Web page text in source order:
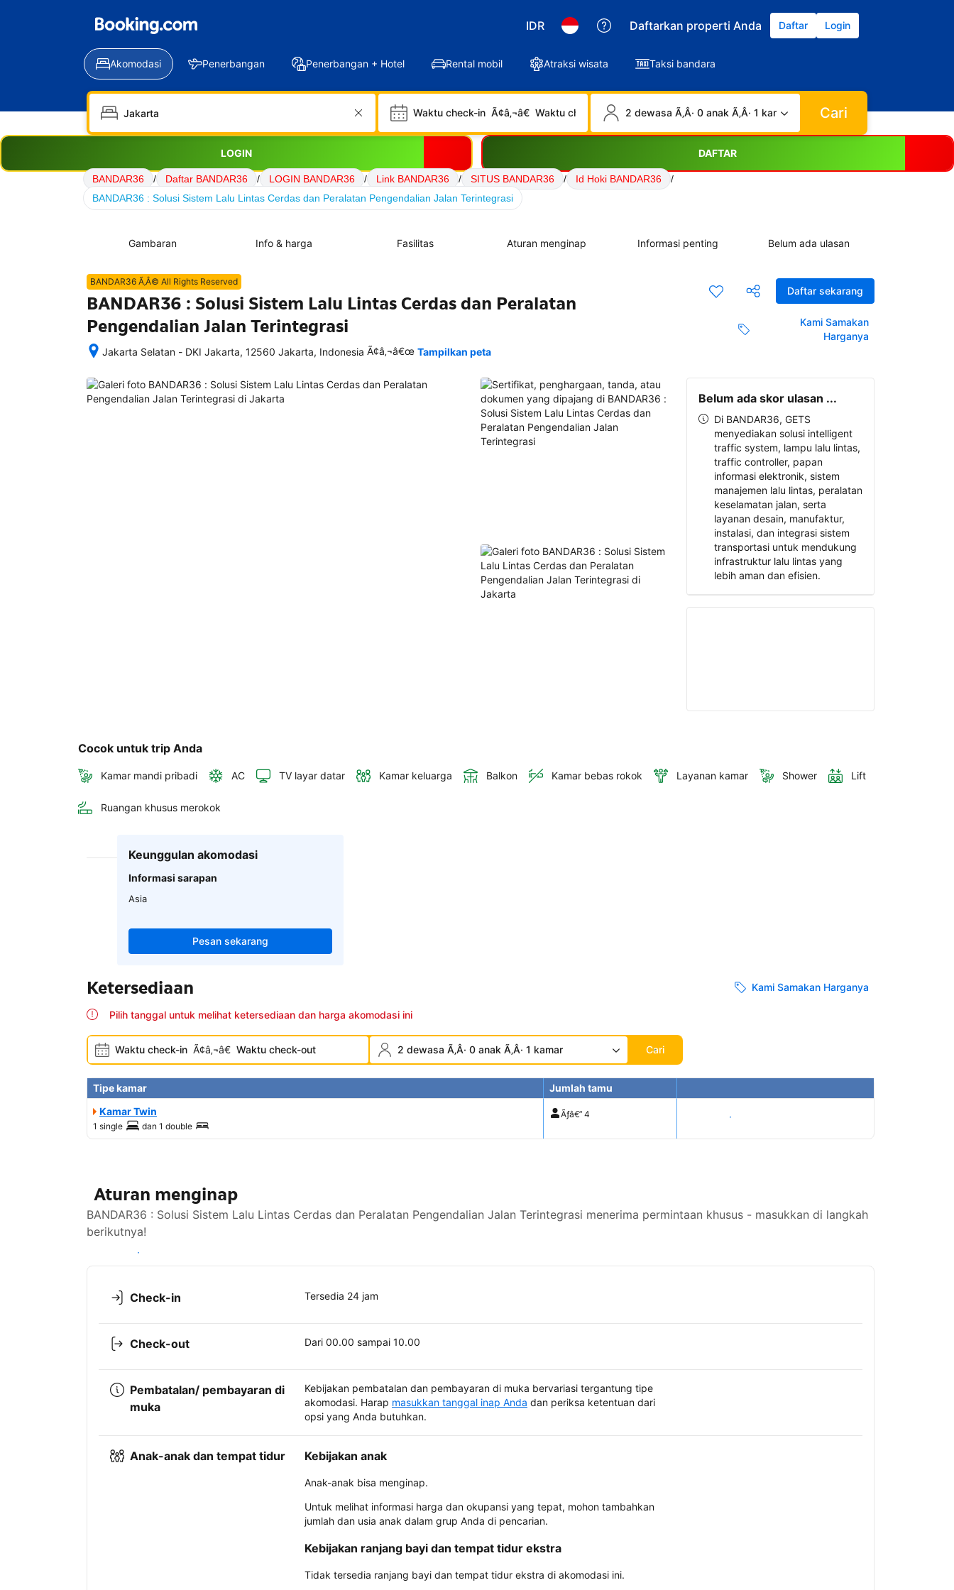
IDR Daftarkan properti Anda Daftar Login
Akomodasi Penerbangan Penerbangan + Hotel Rental mobil Atraksi wisata Taksi bandara
Waktu check-in Ã¢â‚¬â€ Waktu check-out 2 dewasa Ã‚Â· 0 anak Ã‚Â· 1 kamar Cari
LOGIN DAFTAR
BANDAR36 / Daftar BANDAR36 / LOGIN BANDAR36 / Link BANDAR36 / SITUS BANDAR36 / Id Hoki BANDAR36
/
BANDAR36 : Solusi Sistem Lalu Lintas Cerdas dan Peralatan Pengendalian Jalan Terintegrasi
Gambaran Info & harga Fasilitas Aturan menginap Informasi penting Belum ada ulasan
Daftar sekarang
Kami Samakan
Harganya
BANDAR36 Ã‚Â© All Rights Reserved
BANDAR36 : Solusi Sistem Lalu Lintas Cerdas dan Peralatan
Pengendalian Jalan Terintegrasi
Jakarta Selatan - DKI Jakarta, 12560 Jakarta, Indonesia
memesan,
semua
rincian
Ã¢â‚¬â€œ Tampilkan peta
Belum ada skor ulasan ...
Di BANDAR36, GETS
menyediakan solusi intelligent
traffic system, lampu lalu lintas,
traffic controller, papan
informasi elektronik, sistem
manajemen lalu lintas, peralatan
keselamatan jalan, serta
layanan desain, manufaktur,
instalasi, dan integrasi sistem
transportasi untuk mendukung
infrastruktur lalu lintas yang
lebih aman dan efisien.
Cocok untuk trip Anda
Kamar mandi pribadi AC TV layar datar Kamar keluarga Balkon Kamar bebas rokok Layanan kamar Shower Lift
Ruangan khusus merokok
Keunggulan akomodasi
Informasi sarapan
Asia
Pesan sekarang
Ketersediaan Kami Samakan Harganya
Pilih tanggal untuk melihat ketersediaan dan harga akomodasi ini
Waktu check-in Ã¢â‚¬â€ Waktu check-out 2 dewasa Ã‚Â· 0 anak Ã‚Â· 1 kamar Cari
Tipe kamar
Jumlah tamu
Kamar Twin
1 single dan 1 double
Ãƒâ€” 4 Tampilkan harga
Aturan menginap
BANDAR36 : Solusi Sistem Lalu Lintas Cerdas dan Peralatan Pengendalian Jalan Terintegrasi menerima permintaan khusus - masukkan di langkah
berikutnya!
Lihat ketersediaan
Check-in Tersedia 24 jam
Check-out Dari 00.00 sampai 10.00
Pembatalan/ pembayaran di
muka
Kebijakan pembatalan dan pembayaran di muka bervariasi tergantung tipe
akomodasi. Harap masukkan tanggal inap Anda dan periksa ketentuan dari
opsi yang Anda butuhkan.
Anak-anak dan tempat tidur Kebijakan anak
Anak-anak bisa menginap.
Untuk melihat informasi harga dan okupansi yang tepat, mohon tambahkan
jumlah dan usia anak dalam grup Anda di pencarian.
Kebijakan ranjang bayi dan tempat tidur ekstra
Tidak tersedia ranjang bayi dan tempat tidur ekstra di akomodasi ini.